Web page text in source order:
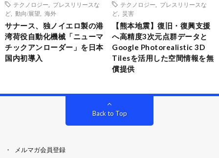
テクノロジー
プレスリリースな
ど
動向/展望 海外
サナース、独ノイエロ製の港
湾荷役自動化機械「ニューマ
チックアンローダー」を日本
国内初導入
テクノロジー
プレスリリースな
ど
災害
【熊本地震】復旧・復興支援
へ高精度3次元点群データと
Google Photorealistic 3D
Tilesを活用した空間情報を無
償提供
Back to Top
メルマガ会員登録